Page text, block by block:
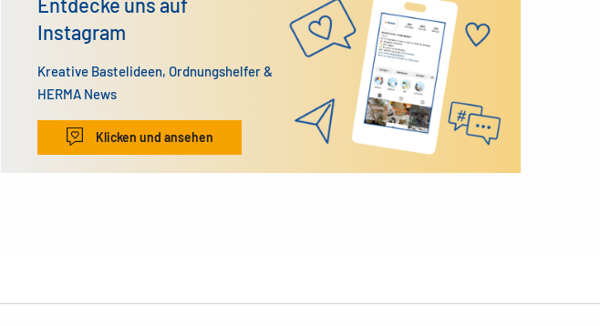
Instagram
Kreative Bastelideen, Ordnungshelfer &
HERMA News
Klicken und ansehen